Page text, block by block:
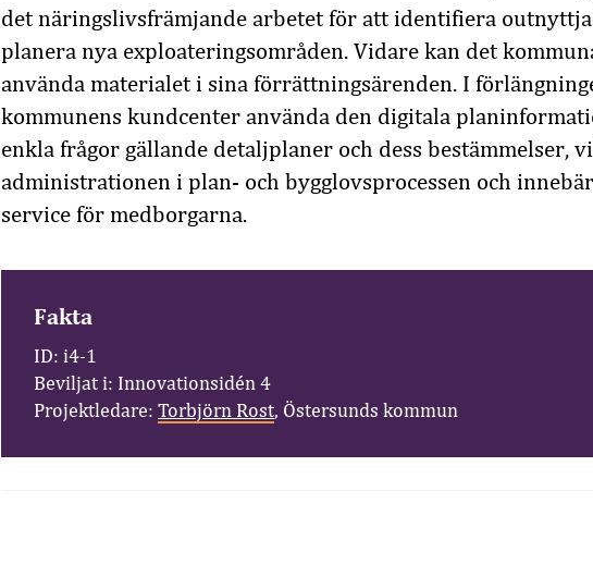
det näringslivsfrämjande arbetet för att identifiera
planera nya exploateringsområden. Vidare kan det
använda materialet i sina förrättningsärenden. I
kommunens kundcenter använda den digitala
enkla frågor gällande detaljplaner och dess bestämmelser,
administrationen i plan- och bygglovsprocessen och
service för medborgarna.
Fakta
ID: i4-1
Beviljat i: Innovationsidén 4
Projektledare: Torbjörn Rost, Östersunds kommun